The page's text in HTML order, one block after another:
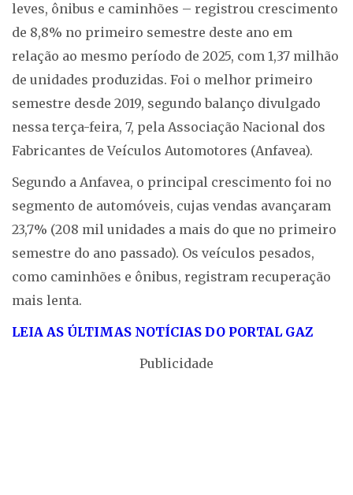
leves, ônibus e caminhões – registrou crescimento
de 8,8% no primeiro semestre deste ano em
relação ao mesmo período de 2025, com 1,37 milhão
de unidades produzidas. Foi o melhor primeiro
semestre desde 2019, segundo balanço divulgado
nessa terça-feira, 7, pela Associação Nacional dos
Fabricantes de Veículos Automotores (Anfavea).
Segundo a Anfavea, o principal crescimento foi no
segmento de automóveis, cujas vendas avançaram
23,7% (208 mil unidades a mais do que no primeiro
semestre do ano passado). Os veículos pesados,
como caminhões e ônibus, registram recuperação
mais lenta.
LEIA AS ÚLTIMAS NOTÍCIAS DO PORTAL GAZ
Publicidade